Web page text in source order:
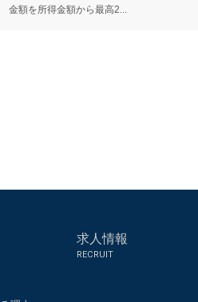
金額を所得金額から最高2...
求人情報
RECRUIT